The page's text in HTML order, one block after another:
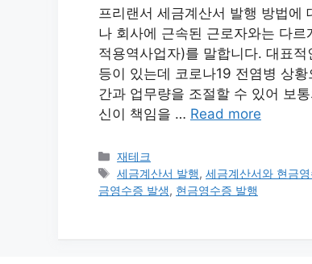
프리랜서 세금계산서 발행 방법에
나 회사에 근속된 근로자와는 다
적용역사업자)를 말합니다. 대표
등이 있는데 코로나19 전염병 상
간과 업무량을 조절할 수 있어 보
신이 책임을 … Read more
카
테
고
재테크
태
그
세금계산서 발행,세금계산서와 현금
금영수증 발생, 현금영수증 발행